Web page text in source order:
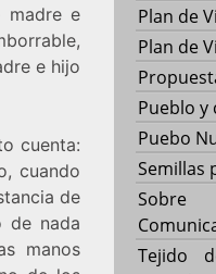
madre e
e hijo
cuenta:
cuando
de
de nada
manos
Plan de
Plan de
Pueblo y
Puebo
Semillas
Tejido